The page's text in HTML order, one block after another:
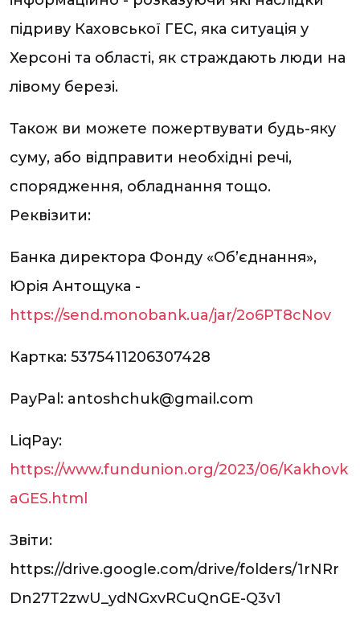
підриву Каховської ГЕС, яка ситуація у
Херсоні та області, як страждають люди на
лівому березі.
Також ви можете пожертвувати будь-яку
суму, або відправити необхідні речі,
спорядження, обладнання тощо.
Реквізити:
Банка директора Фонду «Об’єднання»,
Юрія Антощука -
https://send.monobank.ua/jar/2o6PT8cNov
Картка: 5375411206307428
PayPal: antoshchuk@gmail.com
LiqPay:
https://www.fundunion.org/2023/06/Kakhovk
aGES.html
Звіти:
https://drive.google.com/drive/folders/1rNRr
Dn27T2zwU_ydNGxvRCuQnGE-Q3v1